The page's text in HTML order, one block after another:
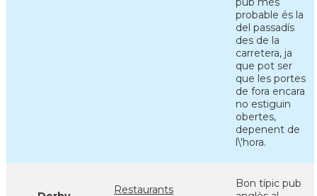
probable és la
del passadís
des de la
carretera, ja
que pot ser
que les portes
de fora encara
no estiguin
obertes,
depenent de
l\'hora.
Restaurants
Bon típic pub